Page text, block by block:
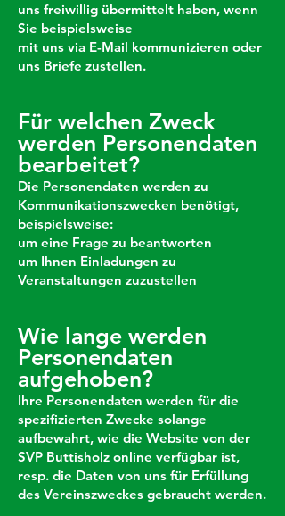
uns freiwillig übermittelt haben, wenn
Sie beispielsweise
mit uns via E-Mail kommunizieren oder
uns Briefe zustellen.
Für welchen Zweck
werden Personendaten
bearbeitet?
Die Personendaten werden zu
Kommunikationszwecken benötigt,
beispielsweise:
um eine Frage zu beantworten
um ​ Ihnen Einladungen zu
Veranstaltungen zuzustellen
Wie lange werden
Personendaten
aufgehoben?
Ihre Personendaten werden für die
spezifizierten Zwecke solange
aufbewahrt, wie die Website von der
SVP Buttisholz online verfügbar ist,
resp. die Daten von uns für Erfüllung
des Vereinszweckes gebraucht werden.